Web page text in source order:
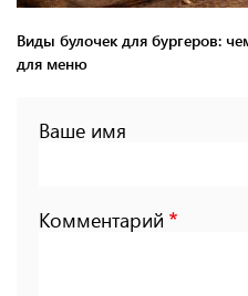
Виды булочек для бургеров:
для меню
Ваше имя
Комментарий